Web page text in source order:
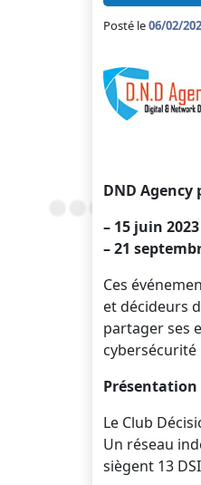
Posté le06/02/
DND Agency
– 15 juin
– 21
Ces
et décideurs
partager ses
cybersécurité
Présentation
Le Club
Un réseau
siègent 13